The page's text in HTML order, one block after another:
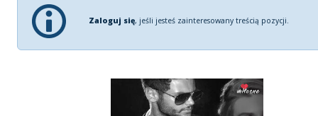
Zaloguj się, jeśli jesteś zainteresowany treścią pozycji.